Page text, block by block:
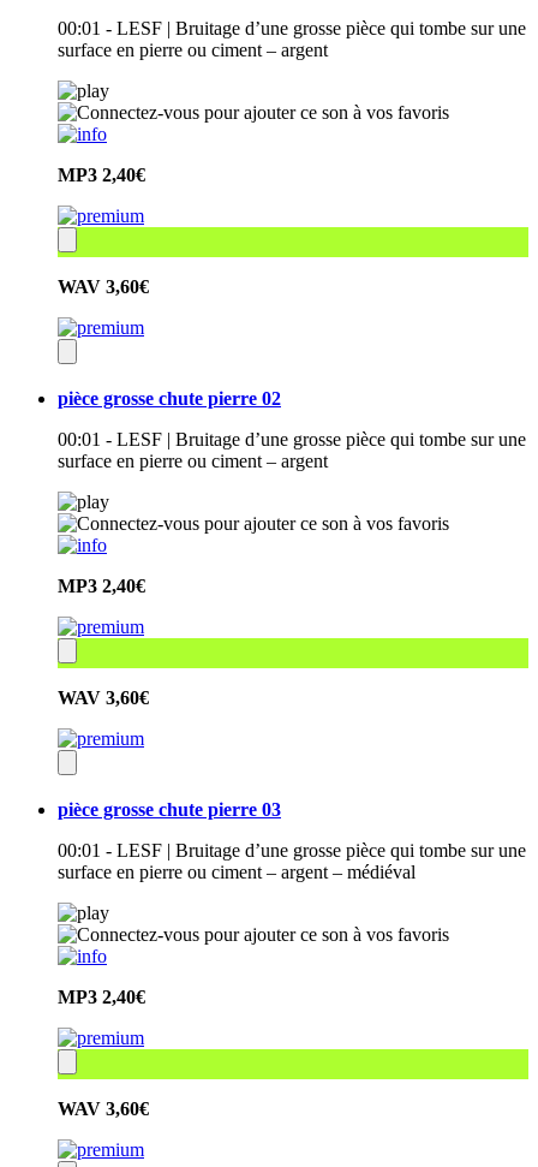
00:01 - LESF | Bruitage d’une grosse pièce qui tombe sur une
surface en pierre ou ciment – argent
MP3 2,40€
WAV 3,60€
pièce grosse chute pierre 02
00:01 - LESF | Bruitage d’une grosse pièce qui tombe sur une
surface en pierre ou ciment – argent
MP3 2,40€
WAV 3,60€
pièce grosse chute pierre 03
00:01 - LESF | Bruitage d’une grosse pièce qui tombe sur une
surface en pierre ou ciment – argent – médiéval
MP3 2,40€
WAV 3,60€